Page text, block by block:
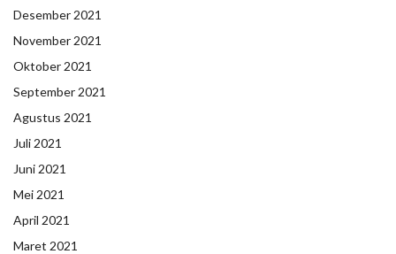
Desember 2021
November 2021
Oktober 2021
September 2021
Agustus 2021
Juli 2021
Juni 2021
Mei 2021
April 2021
Maret 2021